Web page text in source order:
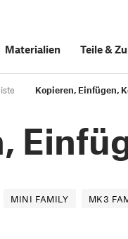
Materialien Teile&
Kopieren, Einfügen,
MINI FAMILY MK3